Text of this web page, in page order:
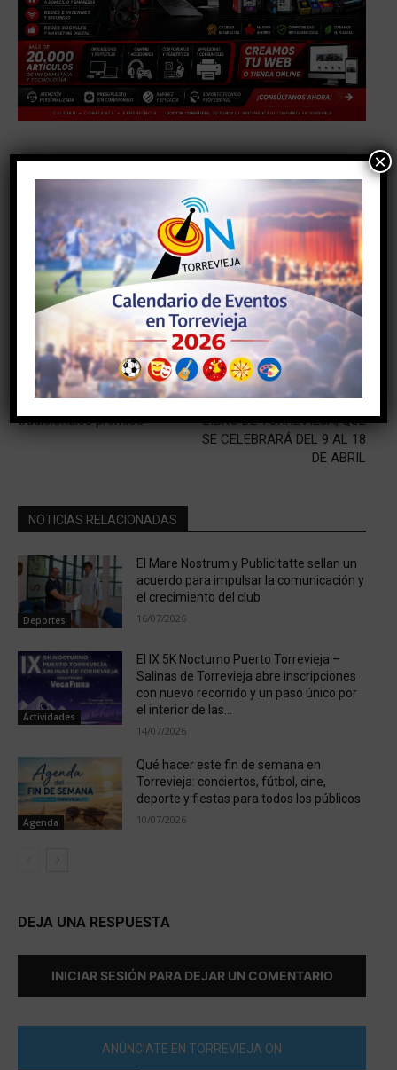
#vegabaja
Facebook Twitter Pinterest
Artículo anterior
La prensa de Torrevieja
entregó anoche sus
tradicionales premios
Artículo siguiente
PRESENTADA LA XXIV
EDICIÓN DE LA FERIA DEL
LIBRO DE TORREVIEJA, QUE
SE CELEBRARÁ DEL 9 AL 18
DE ABRIL
NOTICIAS RELACIONADAS
Deportes
El Mare Nostrum y Publicitatte sellan un
acuerdo para impulsar la comunicación y
el crecimiento del club
16/07/2026
Actividades
El IX 5K Nocturno Puerto Torrevieja –
Salinas de Torrevieja abre inscripciones
con nuevo recorrido y un paso único por
el interior de las...
14/07/2026
Agenda
Qué hacer este fin de semana en
Torrevieja: conciertos, fútbol, cine,
deporte y fiestas para todos los públicos
10/07/2026
DEJA UNA RESPUESTA
INICIAR SESIÓN PARA DEJAR UN COMENTARIO
ANÚNCIATE EN TORREVIEJA ON
×